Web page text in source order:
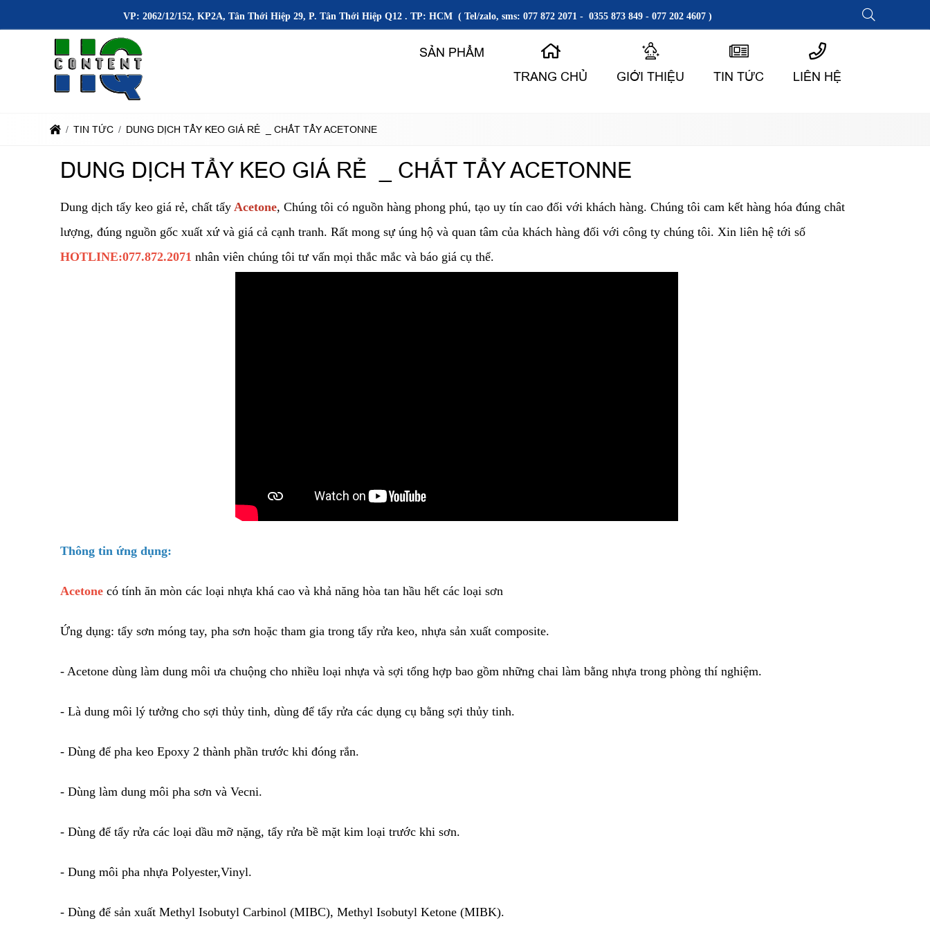
VP: 2062/12/152, KP2A, Tân Thới Hiệp 29, P. Tân Thới Hiệp Q12 . TP: HCM ( Tel/zalo, sms: 077 872 2071 - 0355 873 849 - 077 202 4607 )
SẢN PHẨM
TRANG CHỦ
GIỚI THIỆU TIN TỨC LIÊN HỆ
TIN TỨC DUNG DỊCH TẨY KEO GIÁ RẺ _ CHẤT TẨY ACETONNE
DUNG DỊCH TẨY KEO GIÁ RẺ _ CHẤT TẨY ACETONNE
Dung dịch tẩy keo giá rẻ, chất tẩy Acetone, Chúng tôi có nguồn hàng phong phú, tạo uy tín cao đối với khách hàng. Chúng tôi cam kết hàng hóa đúng chât
lượng, đúng nguồn gốc xuất xứ và giá cả cạnh tranh. Rất mong sự úng hộ và quan tâm của khách hàng đối với công ty chúng tôi. Xin liên hệ tới số
HOTLINE:077.872.2071 nhân viên chúng tôi tư vấn mọi thắc mắc và báo giá cụ thể.
Thông tin ứng dụng:
Acetone có tính ăn mòn các loại nhựa khá cao và khả năng hòa tan hầu hết các loại sơn
Ứng dụng: tẩy sơn móng tay, pha sơn hoặc tham gia trong tẩy rửa keo, nhựa sản xuất composite.
- Acetone dùng làm dung môi ưa chuộng cho nhiều loại nhựa và sợi tổng hợp bao gồm những chai làm bằng nhựa trong phòng thí nghiệm.
- Là dung môi lý tưởng cho sợi thủy tinh, dùng để tẩy rửa các dụng cụ bằng sợi thủy tinh.
- Dùng để pha keo Epoxy 2 thành phần trước khi đóng rắn.
- Dùng làm dung môi pha sơn và Vecni.
- Dùng để tẩy rửa các loại dầu mỡ nặng, tẩy rửa bề mặt kim loại trước khi sơn.
- Dung môi pha nhựa Polyester,Vinyl.
- Dùng để sản xuất Methyl Isobutyl Carbinol (MIBC), Methyl Isobutyl Ketone (MIBK).